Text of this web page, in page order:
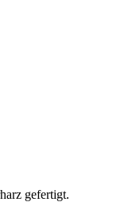
gefertigt.